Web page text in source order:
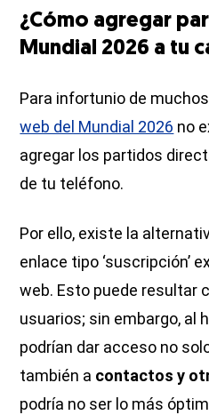
¿Cómo agregar
Mundial 2026 a tu
Para infortunio de
web del Mundial 2026 no
agregar los partidos
de tu teléfono.
Por ello, existe la
enlace tipo ‘suscripción’
web. Esto puede resultar
usuarios; sin embargo, al
podrían dar acceso no
también a contactos y
podría no ser lo más